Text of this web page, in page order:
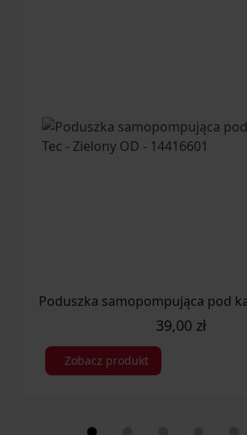
Poduszka samopompująca pod
39,00 zł
Zobacz produkt